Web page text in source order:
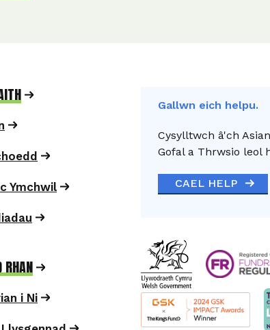
Ymchwil
RHAN
i Ni
Gallwn eich helpu.
Cysylltwch â'ch
Gofal a Thrwsio leol
CAEL HELP